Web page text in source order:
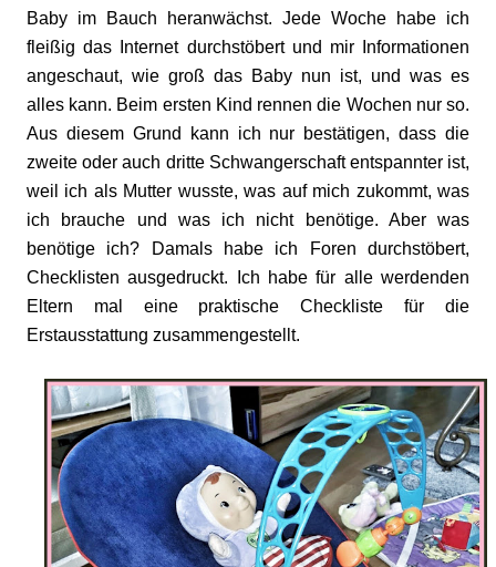
Baby im Bauch heranwächst. Jede Woche habe ich
fleißig das Internet durchstöbert und mir Informationen
angeschaut, wie groß das Baby nun ist, und was es
alles kann. Beim ersten Kind rennen die Wochen nur so.
Aus diesem Grund kann ich nur bestätigen, dass die
zweite oder auch dritte Schwangerschaft entspannter ist,
weil ich als Mutter wusste, was auf mich zukommt, was
ich brauche und was ich nicht benötige. Aber was
benötige ich? Damals habe ich Foren durchstöbert,
Checklisten ausgedruckt. Ich habe für alle werdenden
Eltern mal eine praktische Checkliste für die
Erstausstattung zusammengestellt.